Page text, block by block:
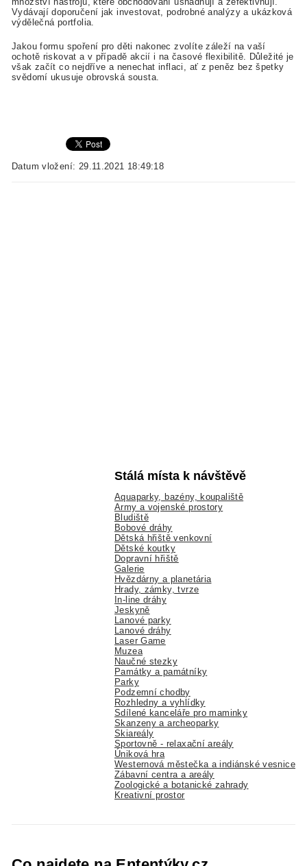
Vydávají doporučení jak investovat, podrobné analýzy a ukázková
výdělečná portfolia.
Jakou formu spoření pro děti nakonec zvolíte záleží na vaší
ochotě riskovat a v případě akcií i na časové flexibilitě. Důležité je
však začít co nejdříve a nenechat inflaci, ať z peněz bez špetky
svědomí ukusuje obrovská sousta.
Datum vložení: 29.11.2021 18:49:18
Stálá místa k návštěvě
Aquaparky, bazény, koupaliště
Army a vojenské prostory
Bludiště
Bobové dráhy
Dětská hřiště venkovní
Dětské koutky
Dopravní hřiště
Galerie
Hvězdárny a planetária
Hrady, zámky, tvrze
In-line dráhy
Jeskyně
Lanové parky
Lanové dráhy
Laser Game
Muzea
Naučné stezky
Památky a památníky
Parky
Podzemní chodby
Rozhledny a vyhlídky
Sdílené kanceláře pro maminky
Skanzeny a archeoparky
Skiareály
Sportovně - relaxační areály
Úniková hra
Westernová městečka a indiánské vesnice
Zábavní centra a areály
Zoologické a botanické zahrady
Kreativní prostor